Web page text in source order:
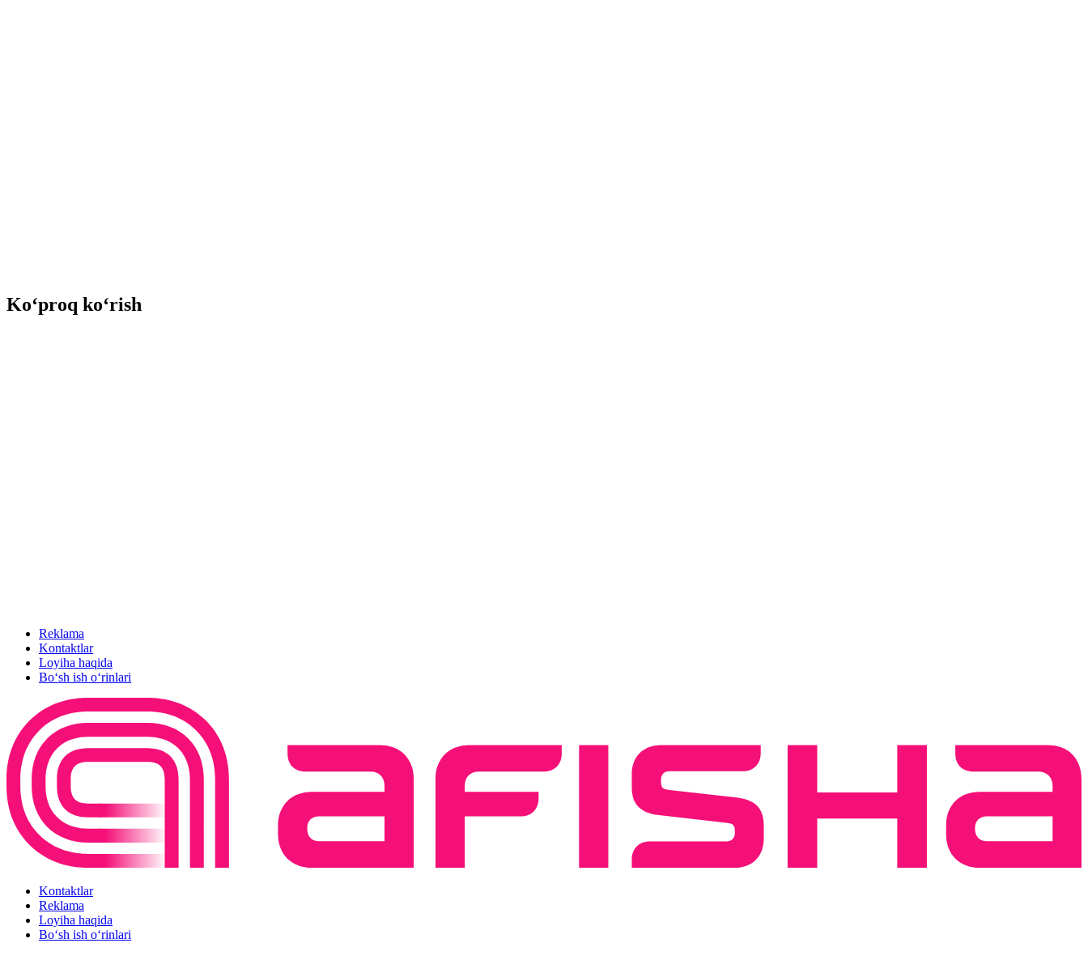
Ko‘proq ko‘rish
Reklama
Kontaktlar
Loyiha haqida
Bo‘sh ish o‘rinlari
Kontaktlar
Reklama
Loyiha haqida
Bo‘sh ish o‘rinlari